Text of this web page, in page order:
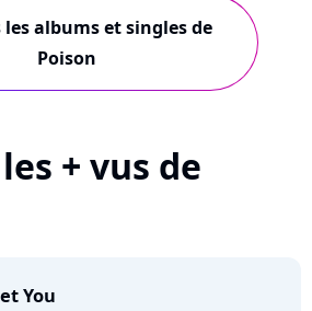
albums et singles de
Poison
+ vus de
You